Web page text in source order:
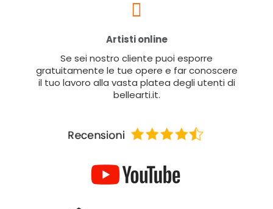
Artisti online
Se sei nostro cliente puoi esporre
gratuitamente le tue opere e far conoscere
il tuo lavoro alla vasta platea degli utenti di
bellearti.it.